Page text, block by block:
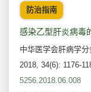
防治指南
感染乙型肝炎病毒
中华医学会肝病学分
2018, 34(6): 1176-
5256.2018.06.008